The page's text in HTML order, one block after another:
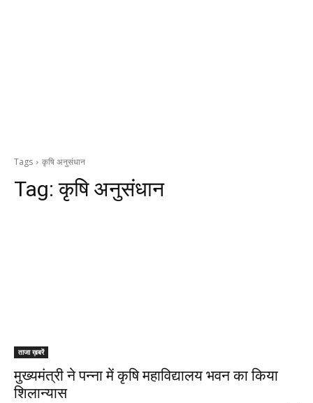
Tags कृषि अनुसंधान
Tag:कृषि अनुसंधान
ताजा ख़बरें
मुख्यमंत्री ने पन्ना में कृषि महाविद्यालय भवन का किया
शिलान्यास